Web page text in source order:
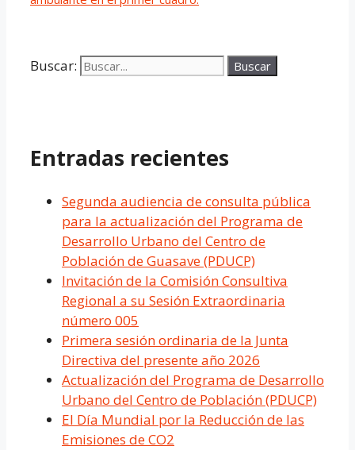
Buscar:
Entradas recientes
Segunda audiencia de consulta pública
para la actualización del Programa de
Desarrollo Urbano del Centro de
Población de Guasave (PDUCP)
Invitación de la Comisión Consultiva
Regional a su Sesión Extraordinaria
número 005
Primera sesión ordinaria de la Junta
Directiva del presente año 2026
Actualización del Programa de Desarrollo
Urbano del Centro de Población (PDUCP)
El Día Mundial por la Reducción de las
Emisiones de CO2